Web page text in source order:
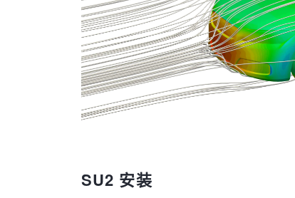
SU2 安装